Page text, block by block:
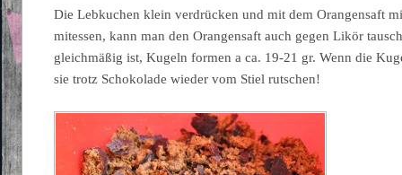
Die Lebkuchen klein verdrücken und mit dem Orangensaft
mitessen, kann man den Orangensaft auch gegen Likör
gleichmäßig ist, Kugeln formen a ca. 19-21 gr. Wenn die
sie trotz Schokolade wieder vom Stiel rutschen!